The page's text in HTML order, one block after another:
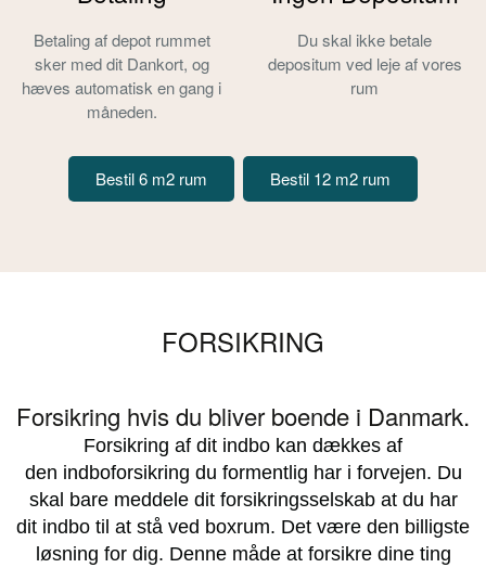
Betaling af depot rummet
sker med dit Dankort, og
hæves automatisk en gang i
måneden.
Du skal ikke betale
depositum ved leje af vores
rum
Bestil 6 m2 rum Bestil 12 m2 rum
FORSIKRING
Forsikring hvis du bliver boende i Danmark.
Forsikring af dit indbo kan dækkes af
den indboforsikring du formentlig har i forvejen. Du
skal bare meddele dit forsikringsselskab at du har
dit indbo til at stå ved boxrum. Det være den billigste
løsning for dig. Denne måde at forsikre dine ting